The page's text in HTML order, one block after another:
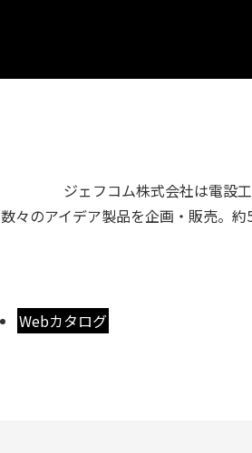
ジェフコム株式会社は電設
数々のアイデア製品を企画・販売。
Webカタログ